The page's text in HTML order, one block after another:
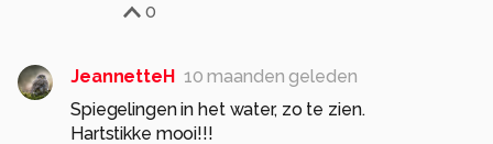
0
JeannetteH 10 maanden geleden
Spiegelingen in het water, zo te zien.
Hartstikke mooi!!!